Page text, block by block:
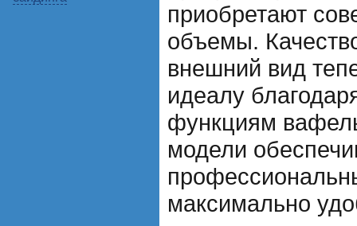
приобретают
объемы.
внешний вид
идеалу
функциям
модели
максимально